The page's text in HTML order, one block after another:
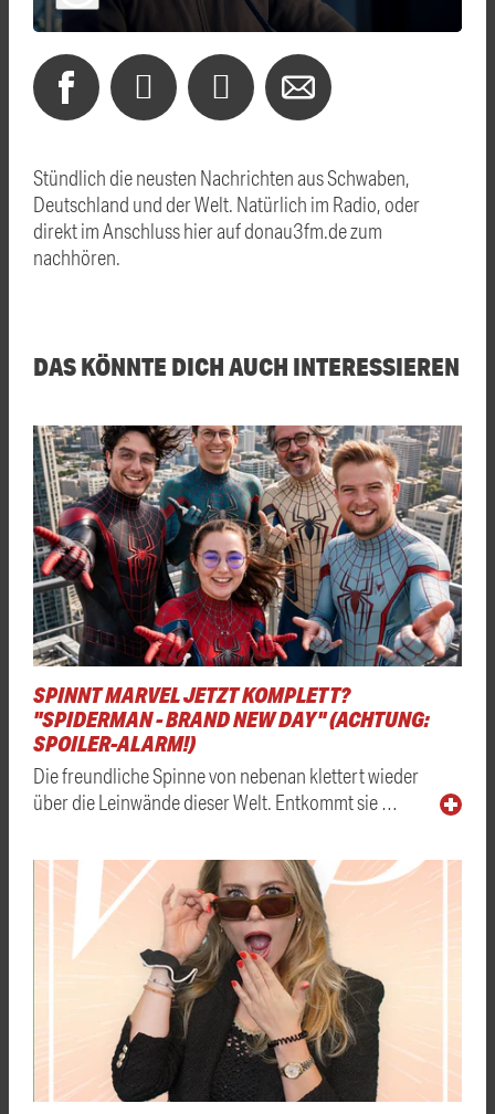
Stündlich die neusten Nachrichten aus Schwaben,
Deutschland und der Welt. Natürlich im Radio, oder
direkt im Anschluss hier auf donau3fm.de zum
nachhören.
DAS KÖNNTE DICH AUCH INTERESSIEREN
SPINNT MARVEL JETZT KOMPLETT?
"SPIDERMAN - BRAND NEW DAY" (ACHTUNG:
SPOILER-ALARM!)
Die freundliche Spinne von nebenan klettert wieder
über die Leinwände dieser Welt. Entkommt sie …